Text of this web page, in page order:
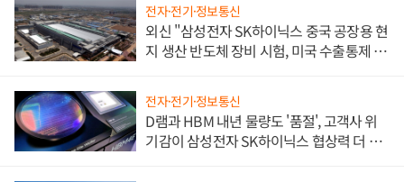
전자·전기·정보통신
외신 "삼성전자 SK하이닉스 중국 공장용 현
지 생산 반도체 장비 시험, 미국 수출통제 대
전자·전기·정보통신
D램과 HBM 내년 물량도 '품절', 고객사 위
기감이 삼성전자 SK하이닉스 협상력 더 키